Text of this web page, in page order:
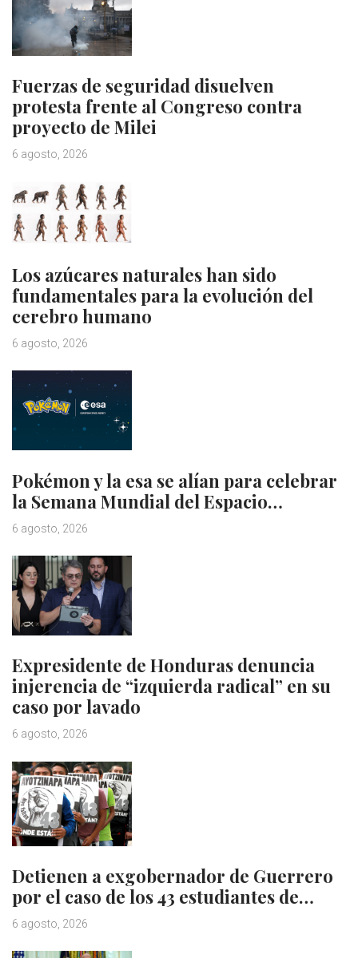
Fuerzas de seguridad disuelven
protesta frente al Congreso contra
proyecto de Milei
6 agosto, 2026
Los azúcares naturales han sido
fundamentales para la evolución del
cerebro humano
6 agosto, 2026
Pokémon y la esa se alían para celebrar
la Semana Mundial del Espacio…
6 agosto, 2026
Expresidente de Honduras denuncia
injerencia de “izquierda radical” en su
caso por lavado
6 agosto, 2026
Detienen a exgobernador de Guerrero
por el caso de los 43 estudiantes de…
6 agosto, 2026